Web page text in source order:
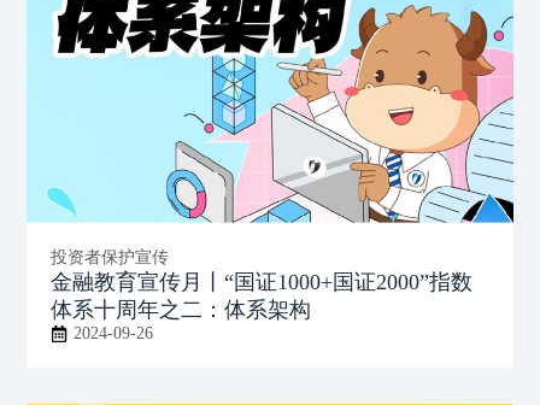
投资者保护宣传
金融教育宣传月丨“国证1000+国证2000”指数
体系十周年之二：体系架构
2024-09-26